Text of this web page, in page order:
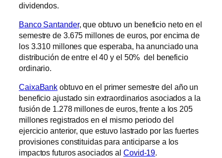
dividendos.
Banco Santander, que obtuvo un beneficio neto en el
semestre de 3.675 millones de euros, por encima de
los 3.310 millones que esperaba, ha anunciado una
distribución de entre el 40 y el 50% del beneficio
ordinario.
CaixaBank obtuvo en el primer semestre del año un
beneficio ajustado sin extraordinarios asociados a la
fusión de 1.278 millones de euros, frente a los 205
millones registrados en el mismo periodo del
ejercicio anterior, que estuvo lastrado por las fuertes
provisiones constituidas para anticiparse a los
impactos futuros asociados al Covid-19.